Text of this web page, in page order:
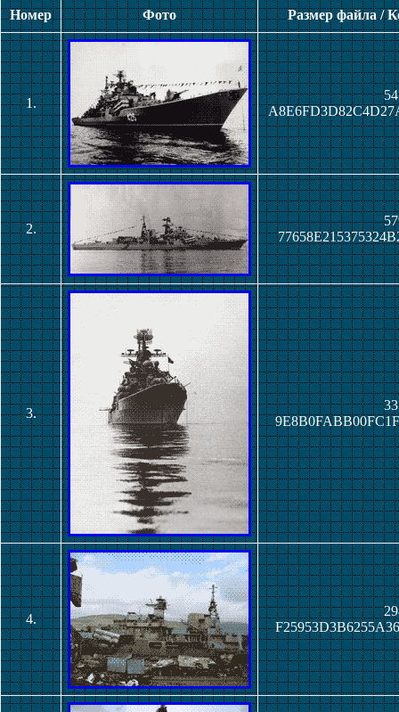
Номер Фото Размер файла /
1.
2.
3.
4.